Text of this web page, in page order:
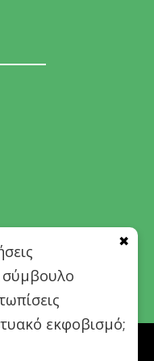
σύμβουλο
εκφοβισμό;
✖